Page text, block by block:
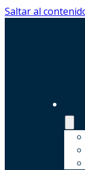
Saltar al